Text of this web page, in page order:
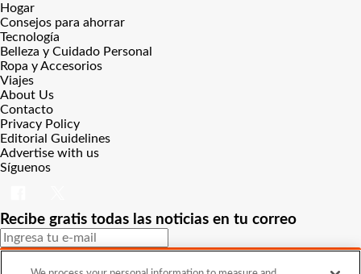
Hogar
Consejos para ahorrar
Tecnología
Belleza y Cuidado Personal
Ropa y Accesorios
Viajes
About Us
Contacto
Privacy Policy
Editorial Guidelines
Advertise with us
Síguenos
Recibe gratis todas las noticias en tu correo
SUSCRIBIRME